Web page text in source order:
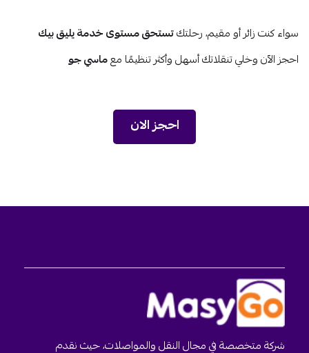
سواء كنت زائر أو مقيم، رحلتكتستحق مستوى خدمة يليق بيك
احجز الآن وخلي تنقلاتك أسهل وأكثر تنظيمًا معماسي جو
احجز الان
شركة متخصصة في مجال النقل والمواصلات، حيث نقدم